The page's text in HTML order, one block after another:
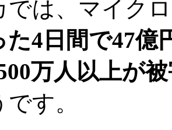
では、マイク
た4日間で47億
万人以上が
す。